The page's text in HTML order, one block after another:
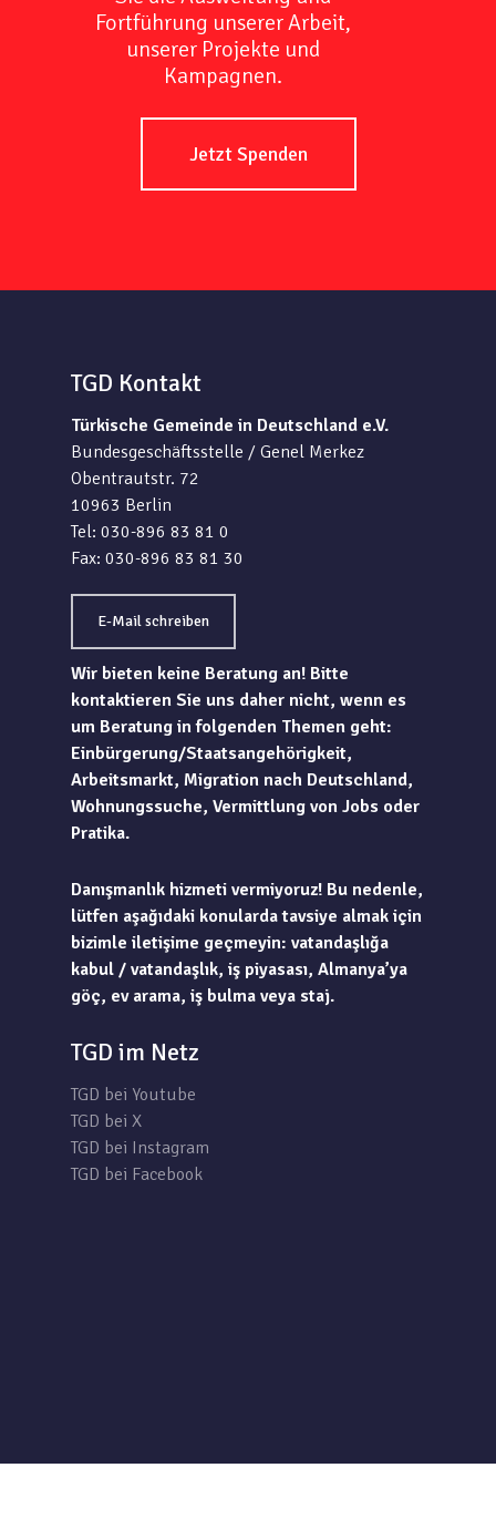
Fortführung unserer Arbeit,
unserer Projekte und
Kampagnen.
Jetzt Spenden
TGD Kontakt
Türkische Gemeinde in Deutschland e.V.
Bundesgeschäftsstelle / Genel Merkez
Obentrautstr. 72
10963 Berlin
Tel: 030-896 83 81 0
Fax: 030-896 83 81 30
E-Mail schreiben
Wir bieten keine Beratung an! Bitte
kontaktieren Sie uns daher nicht, wenn es
um Beratung in folgenden Themen geht:
Einbürgerung/Staatsangehörigkeit,
Arbeitsmarkt, Migration nach Deutschland,
Wohnungssuche, Vermittlung von Jobs oder
Pratika.
Danışmanlık hizmeti vermiyoruz! Bu nedenle,
lütfen aşağıdaki konularda tavsiye almak için
bizimle iletişime geçmeyin: vatandaşlığa
kabul / vatandaşlık, iş piyasası, Almanya’ya
göç, ev arama, iş bulma veya staj.
TGD im Netz
TGD bei Youtube
TGD bei X
TGD bei Instagram
TGD bei Facebook